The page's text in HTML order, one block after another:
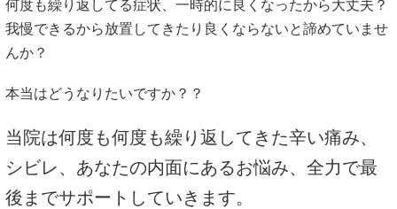
何度も繰り返してる症状、一時的に良くなったから大丈夫？
我慢できるから放置してきたり良くならないと諦めていませ
んか？
本当はどうなりたいですか？？
当院は何度も何度も繰り返してきた辛い痛み、
シビレ、あなたの内面にあるお悩み、全力で最
後までサポートしていきます。